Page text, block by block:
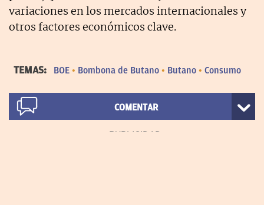
variaciones en los mercados internacionales y
otros factores económicos clave.
TEMAS: BOE Bombona de Butano Butano Consumo
COMENTAR